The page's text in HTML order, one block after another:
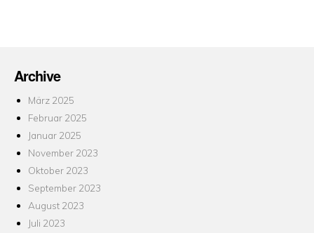
Archive
März 2025
Februar 2025
Januar 2025
November 2023
Oktober 2023
September 2023
August 2023
Juli 2023